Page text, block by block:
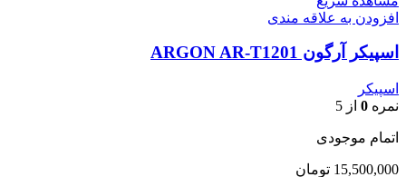
افزودن به علاقه مندی
اسپیکر آرگون ARGON AR-T1201
اسپیکر
نمره 0 از 5
اتمام موجودی
15,500,000 تومان